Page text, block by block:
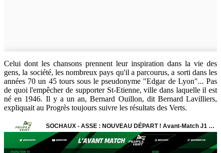
Celui dont les chansons prennent leur inspiration dans la vie des
gens, la société, les nombreux pays qu'il a parcourus, a sorti dans les
années 70 un 45 tours sous le pseudonyme "Edgar de Lyon"... Pas
de quoi l'empêcher de supporter St-Etienne, ville dans laquelle il est
né en 1946. Il y a un an, Bernard Ouillon, dit Bernard Lavilliers,
expliquait au Progrès toujours suivre les résultats des Verts.